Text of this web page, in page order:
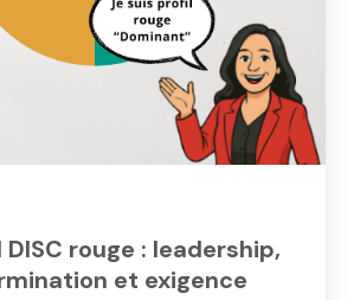
rouge : leadership,
et exigence